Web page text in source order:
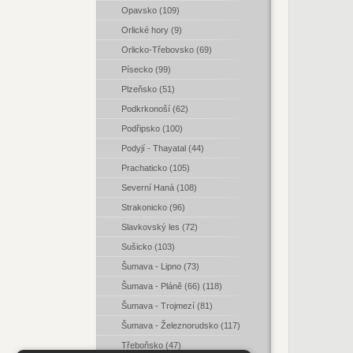
Opavsko (109)
Orlické hory (9)
Orlicko-Třebovsko (69)
Písecko (99)
Plzeňsko (51)
Podkrkonoší (62)
Podřipsko (100)
Podyjí - Thayatal (44)
Prachaticko (105)
Severní Haná (108)
Strakonicko (96)
Slavkovský les (72)
Sušicko (103)
Šumava - Lipno (73)
Šumava - Pláně (66) (118)
Šumava - Trojmezí (81)
Šumava - Železnorudsko (117)
Třeboňsko (47)